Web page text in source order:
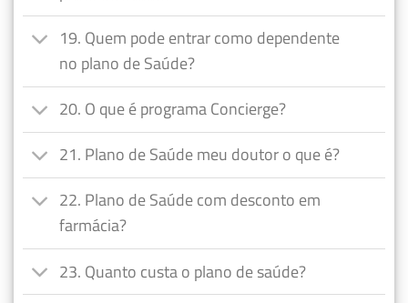
19. Quem pode entrar como dependente
no plano de Saúde?
20. O que é programa Concierge?
21. Plano de Saúde meu doutor o que é?
22. Plano de Saúde com desconto em
farmácia?
23. Quanto custa o plano de saúde?